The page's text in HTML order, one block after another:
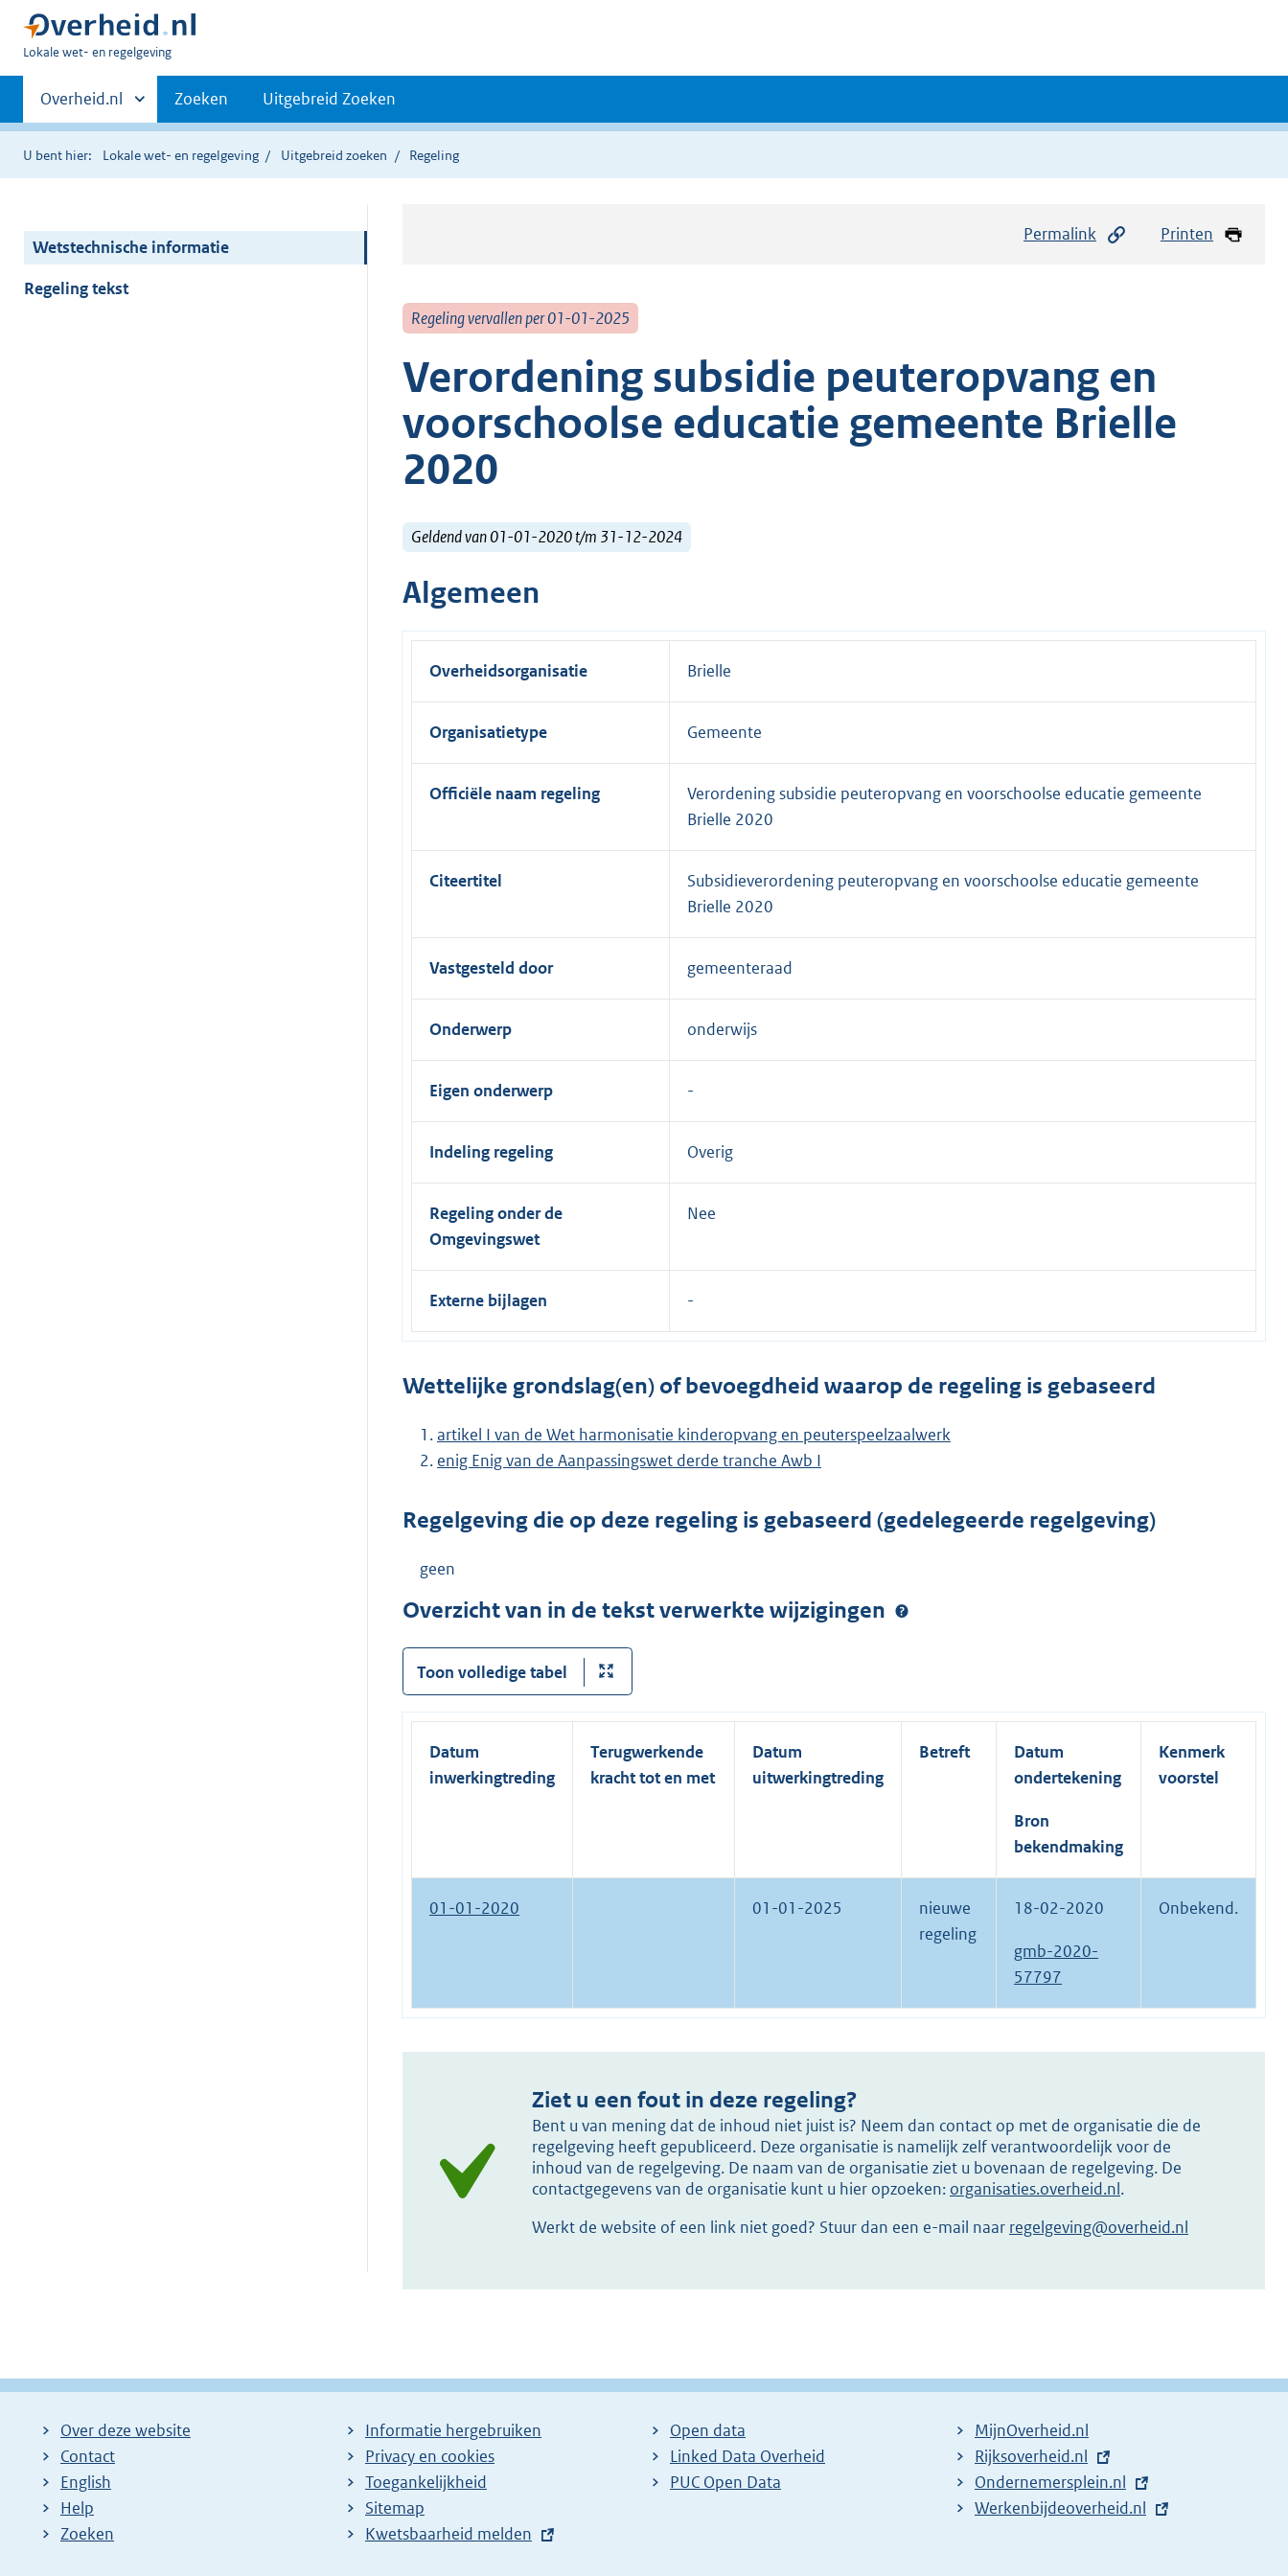
U
hier:
Lokale wet- en regelgeving
Primaire
navigatie
Andere
sites
binnen
Overheid.nl Zoeken Uitgebreid Zoeken
U bent hier: Lokale wet- en regelgeving Uitgebreid zoeken Regeling
Wetstechnische informatie
Regeling tekst
Permalink Printen
Regeling vervallen per 01-01-2025
Verordening subsidie peuteropvang en
voorschoolse educatie gemeente Brielle
2020
Geldend van 01-01-2020 t/m 31-12-2024
Algemeen
Overheidsorganisatie Brielle
Organisatietype Gemeente
Officiële naam regeling
Verordening subsidie peuteropvang en voorschoolse educatie gemeente
Brielle 2020
Citeertitel
Subsidieverordening peuteropvang en voorschoolse educatie gemeente
Brielle 2020
Vastgesteld door gemeenteraad
Onderwerp onderwijs
Eigen onderwerp
Indeling regeling Overig
Regeling onder de
Omgevingswet
Nee
Externe bijlagen
Wettelijke grondslag(en) of bevoegdheid waarop de regeling is gebaseerd
artikel I van de Wet harmonisatie kinderopvang en peuterspeelzaalwerk
enig Enig van de Aanpassingswet derde tranche Awb I
Regelgeving die op deze regeling is gebaseerd (gedelegeerde regelgeving)
geen
Overzicht van in de tekst verwerkte wijzigingen
Toon volledige tabel
Datum
inwerkingtreding
Terugwerkende
kracht tot en met
Datum
uitwerkingtreding
Betreft
Datum
ondertekening
Bron
bekendmaking
Kenmerk
voorstel
01-01-2020 01-01-2025
nieuwe
regeling
18-02-2020
gmb-2020-
57797
Onbekend.
Ziet u een fout in deze regeling?
Bent u van mening dat de inhoud niet juist is? Neem dan contact op met de organisatie die de
regelgeving heeft gepubliceerd. Deze organisatie is namelijk zelf verantwoordelijk voor de
inhoud van de regelgeving. De naam van de organisatie ziet u bovenaan de regelgeving. De
contactgegevens van de organisatie kunt u hier opzoeken: organisaties.overheid.nl.
Werkt de website of een link niet goed? Stuur dan een e-mail naar regelgeving@overheid.nl
Over deze website
Contact
English
Help
Zoeken
Informatie hergebruiken
Privacy en cookies
Toegankelijkheid
Sitemap
E
Kwetsbaarheid melden
Open data
Linked Data Overheid
PUC Open Data
MijnOverheid.nl
E
x
t
Rijksoverheid.nl
E
x
Ondernemersplein.nl
E
Werkenbijdeoverheid.nl